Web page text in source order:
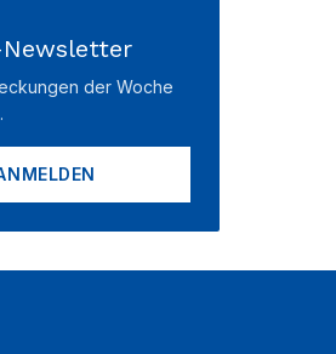
der Woche